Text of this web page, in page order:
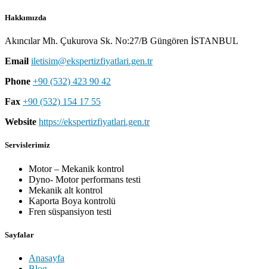
Hakkımızda
Akıncılar Mh. Çukurova Sk. No:27/B Güngören İSTANBUL
Email iletisim@ekspertizfiyatlari.gen.tr
Phone +90 (532) 423 90 42
Fax +90 (532) 154 17 55
Website https://ekspertizfiyatlari.gen.tr
Servislerimiz
Motor – Mekanik kontrol
Dyno- Motor performans testi
Mekanik alt kontrol
Kaporta Boya kontrolü
Fren süspansiyon testi
Sayfalar
Anasayfa